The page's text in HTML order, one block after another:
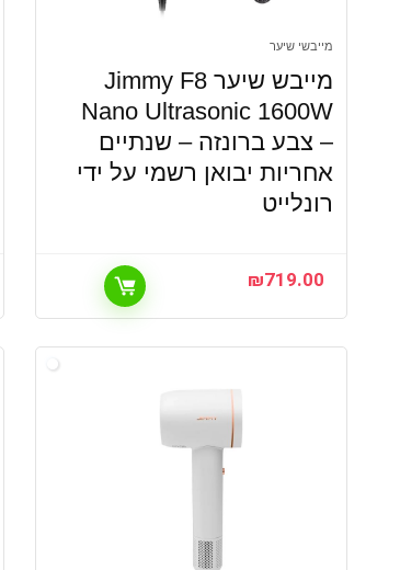
מייבשי שיער
מייבש שיער Jimmy F8
Nano Ultrasonic 1600W
– צבע ברונזה – שנתיים
אחריות יבואן רשמי על ידי
רונלייט
₪719.00